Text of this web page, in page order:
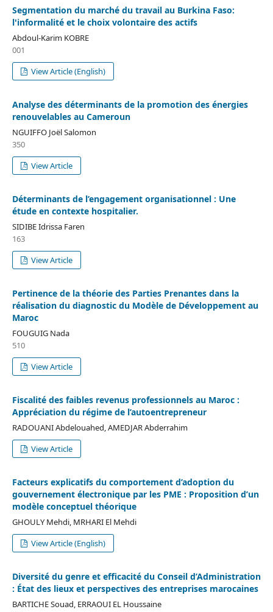
Segmentation du marché du travail au Burkina Faso:
l'informalité et le choix volontaire des actifs
Abdoul-Karim KOBRE
001
View Article (English)
Analyse des déterminants de la promotion des énergies
renouvelables au Cameroun
NGUIFFO Joël Salomon
350
View Article
Déterminants de l’engagement organisationnel : Une
étude en contexte hospitalier.
SIDIBE Idrissa Faren
163
View Article
Pertinence de la théorie des Parties Prenantes dans la
réalisation du diagnostic du Modèle de Développement au
Maroc
FOUGUIG Nada
510
View Article
Fiscalité des faibles revenus professionnels au Maroc :
Appréciation du régime de l’autoentrepreneur
RADOUANI Abdelouahed, AMEDJAR Abderrahim
View Article
Facteurs explicatifs du comportement d’adoption du
gouvernement électronique par les PME : Proposition d’un
modèle conceptuel théorique
GHOULY Mehdi, MRHARI El Mehdi
View Article (English)
Diversité du genre et efficacité du Conseil d’Administration
: État des lieux et perspectives des entreprises marocaines
BARTICHE Souad, ERRAOUI EL Houssaine